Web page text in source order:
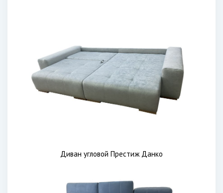
Диван угловой Престиж Данко